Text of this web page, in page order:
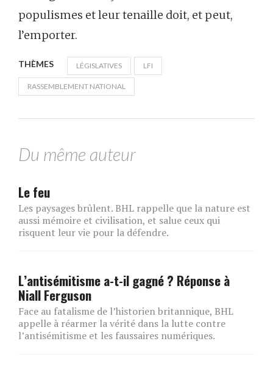
populismes et leur tenaille doit, et peut,
l’emporter.
THÈMES LÉGISLATIVES LFI
RASSEMBLEMENT NATIONAL
Du même auteur
Le feu
Les paysages brûlent. BHL rappelle que la nature est
aussi mémoire et civilisation, et salue ceux qui
risquent leur vie pour la défendre.
L’antisémitisme a-t-il gagné ? Réponse à
Niall Ferguson
Face au fatalisme de l’historien britannique, BHL
appelle à réarmer la vérité dans la lutte contre
l’antisémitisme et les faussaires numériques.